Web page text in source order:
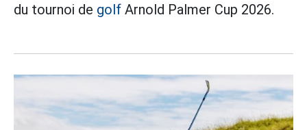
du tournoi de golf Arnold Palmer Cup 2026.